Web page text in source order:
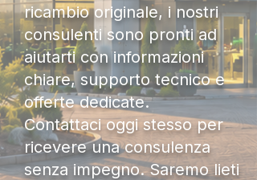
ricambio originale, i nostri
consulenti sono pronti ad
aiutarti con informazioni
chiare, supporto tecnico e
offerte dedicate.
Contattaci oggi stesso per
ricevere una consulenza
senza impegno. Saremo lieti